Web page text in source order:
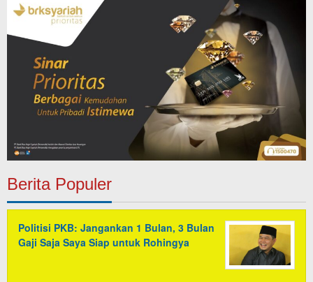
Berita Populer
Politisi PKB: Jangankan 1 Bulan, 3 Bulan
Gaji Saja Saya Siap untuk Rohingya